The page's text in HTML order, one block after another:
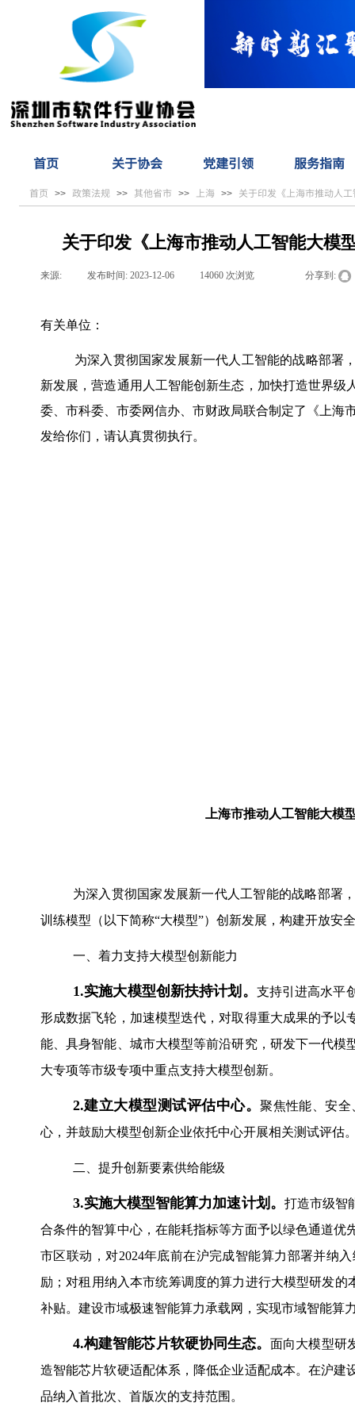
首页 关于协会 党建引领 服务指南
首页 >> 政策法规 >> 其他省市 >> 上海 >> 关于印发《上海市推动人
关于印发《上海市推动人工智能大模
来源: 发布时间: 2023-12-06 14060 次浏览 分享到:
有关单位：
为深入贯彻国家发展新一代人工智能的战略部署
新发展，营造通用人工智能创新生态，加快打造世界
委、市科委、市委网信办、市财政局联合制定了《上海
发给你们，请认真贯彻执行。
上海市推动人工智能大模
为深入贯彻国家发展新一代人工智能的战略部署
训练模型（以下简称“大模型”）创新发展，构建开放安
一、着力支持大模型创新能力
1.实施大模型创新扶持计划。
支持引进高水平
形成数据飞轮，加速模型迭代，对取得重大成果的予
能、具身智能、城市大模型等前沿研究，研发下一代
大专项等市级专项中重点支持大模型创新。
2.建立大模型测试评估中心。聚焦性能、安
心，并鼓励大模型创新企业依托中心开展相关测试评估
二、提升创新要素供给能级
3.实施大模型智能算力加速计划。
打造市级智
合条件的智算中心，在能耗指标等方面予以绿色通道
市区联动，对2024年底前在沪完成智能算力部署并纳
励；对租用纳入本市统筹调度的算力进行大模型研发
补贴。建设市域极速智能算力承载网，实现市域智能算
4.构建智能芯片软硬协同生态。面向大模型研
造智能芯片软硬适配体系，降低企业适配成本。在沪
品纳入首批次、首版次的支持范围。